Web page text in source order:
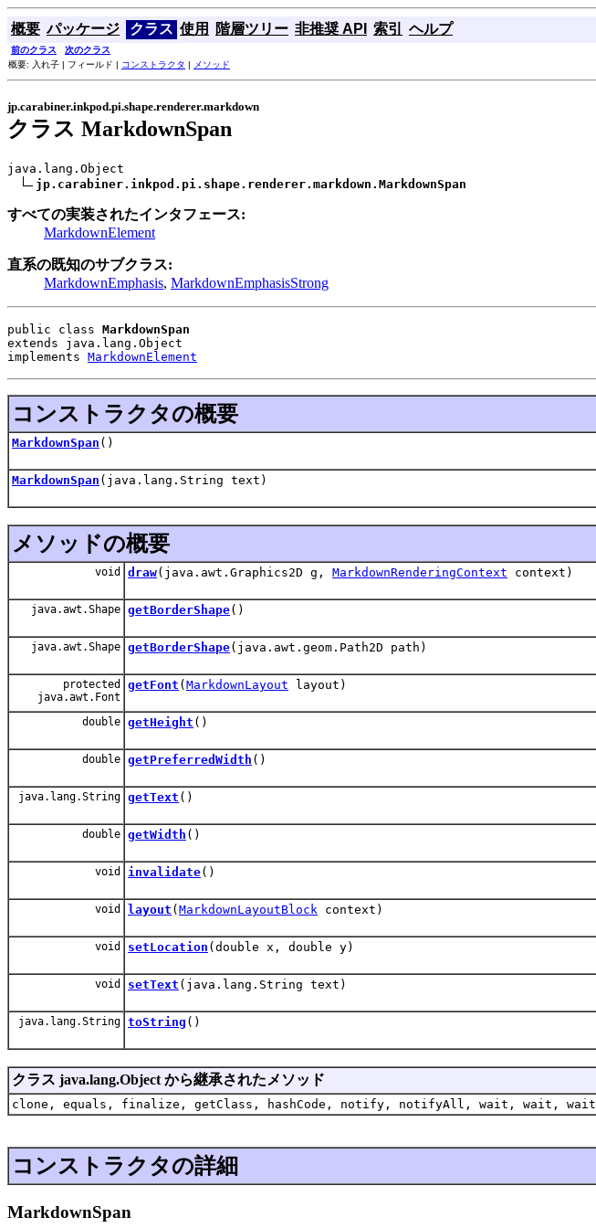
概要 パッケージ クラス 使用 階層ツリー 非推奨 API 索引 ヘルプ
前のクラス 次のクラス
概要: 入れ子 | フィールド | コンストラクタ | メソッド
jp.carabiner.inkpod.pi.shape.renderer.markdown
クラス MarkdownSpan
java.lang.Object
jp.carabiner.inkpod.pi.shape.renderer.markdown.MarkdownSpan
すべての実装されたインタフェース:
MarkdownElement
直系の既知のサブクラス:
MarkdownEmphasis, MarkdownEmphasisStrong
public class MarkdownSpan
extends java.lang.Object
implements MarkdownElement
コンストラクタの概要
MarkdownSpan ()
MarkdownSpan (java.lang.String text)
メソッドの概要
void draw(java.awt.Graphics2D g, MarkdownRenderingContext context)
java.awt.Shape getBorderShape()
java.awt.Shape getBorderShape(java.awt.geom.Path2D path)
protected
java.awt.Font
getFont ( MarkdownLayout layout)
double getHeight ()
double getPreferredWidth ()
java.lang.String getText ()
double getWidth ()
void invalidate()
void layout ( MarkdownLayoutBlock context)
void setLocation (double x, double y)
void setText (java.lang.String text)
java.lang.String toString ()
クラス java.lang.Object から継承されたメソッド
clone, equals, finalize, getClass, hashCode, notify, notifyAll, wait, wait, wait
コンストラクタの詳細
MarkdownSpan